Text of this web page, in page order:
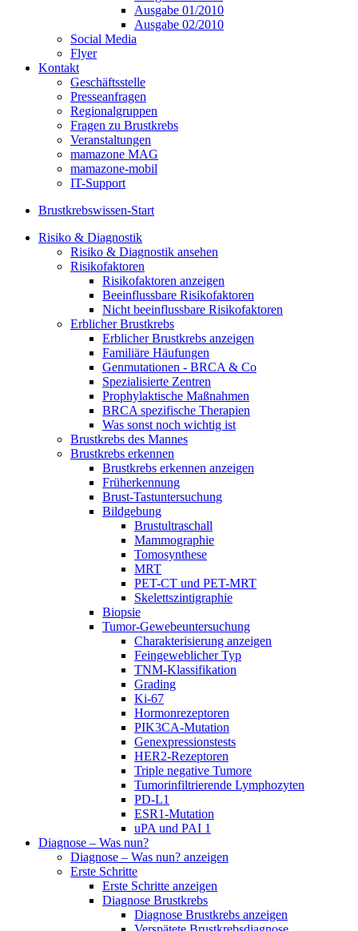
Ausgabe 01/2010
Ausgabe 02/2010
Social Media
Flyer
Kontakt
Geschäftsstelle
Presseanfragen
Regionalgruppen
Fragen zu Brustkrebs
Veranstaltungen
mamazone MAG
mamazone-mobil
IT-Support
Brustkrebswissen-Start
Risiko & Diagnostik
Risiko & Diagnostik ansehen
Risikofaktoren
Risikofaktoren anzeigen
Beeinflussbare Risikofaktoren
Nicht beeinflussbare Risikofaktoren
Erblicher Brustkrebs
Erblicher Brustkrebs anzeigen
Familiäre Häufungen
Genmutationen - BRCA & Co
Spezialisierte Zentren
Prophylaktische Maßnahmen
BRCA spezifische Therapien
Was sonst noch wichtig ist
Brustkrebs des Mannes
Brustkrebs erkennen
Brustkrebs erkennen anzeigen
Früherkennung
Brust-Tastuntersuchung
Bildgebung
Brustultraschall
Mammographie
Tomosynthese
MRT
PET-CT und PET-MRT
Skelettszintigraphie
Biopsie
Tumor-Gewebeuntersuchung
Charakterisierung anzeigen
Feingeweblicher Typ
TNM-Klassifikation
Grading
Ki-67
Hormonrezeptoren
PIK3CA-Mutation
Genexpressionstests
HER2-Rezeptoren
Triple negative Tumore
Tumorinfiltrierende Lymphozyten
PD-L1
ESR1-Mutation
uPA und PAI 1
Diagnose – Was nun?
Diagnose – Was nun? anzeigen
Erste Schritte
Erste Schritte anzeigen
Diagnose Brustkrebs
Diagnose Brustkrebs anzeigen